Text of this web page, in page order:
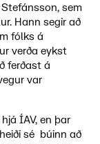
sem
Hann segir að
fólks á
verða eykst
ferðast á
var
ÍAV, en þar
sé búinn að